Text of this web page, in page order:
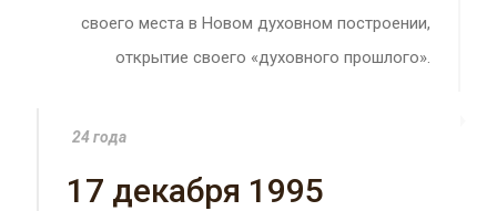
своего места в Новом духовном построении,
открытие своего «духовного прошлого».
24 года
17 декабря 1995